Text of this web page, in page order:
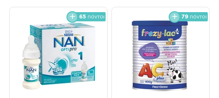
65 πόντοι 79 πόντοι